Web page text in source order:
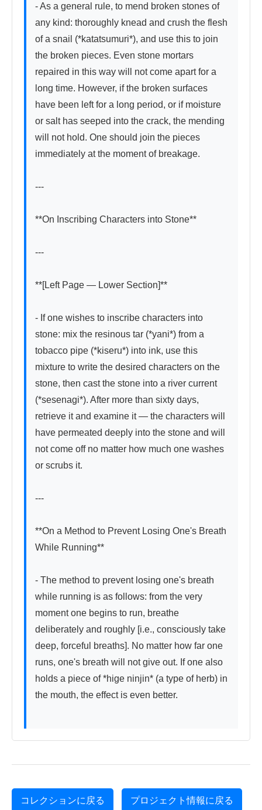
- As a general rule, to mend broken stones of
any kind: thoroughly knead and crush the flesh
of a snail (*katatsumuri*), and use this to join
the broken pieces. Even stone mortars
repaired in this way will not come apart for a
long time. However, if the broken surfaces
have been left for a long period, or if moisture
or salt has seeped into the crack, the mending
will not hold. One should join the pieces
immediately at the moment of breakage.
---
**On Inscribing Characters into Stone**
---
**[Left Page — Lower Section]**
- If one wishes to inscribe characters into
stone: mix the resinous tar (*yani*) from a
tobacco pipe (*kiseru*) into ink, use this
mixture to write the desired characters on the
stone, then cast the stone into a river current
(*sesenagi*). After more than sixty days,
retrieve it and examine it — the characters will
have permeated deeply into the stone and will
not come off no matter how much one washes
or scrubs it.
---
**On a Method to Prevent Losing One's Breath
While Running**
- The method to prevent losing one's breath
while running is as follows: from the very
moment one begins to run, breathe
deliberately and roughly [i.e., consciously take
deep, forceful breaths]. No matter how far one
runs, one's breath will not give out. If one also
holds a piece of *hige ninjin* (a type of herb) in
the mouth, the effect is even better.
コレクションに戻る プロジェクト情報に戻る